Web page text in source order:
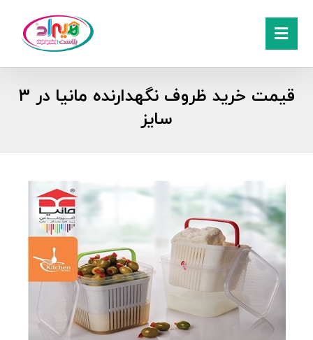
قیمت خرید ظروف نگهدارنده مانیا در ۳
سایز